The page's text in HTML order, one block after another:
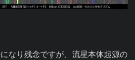
なり残念ですが、流星本体起源の